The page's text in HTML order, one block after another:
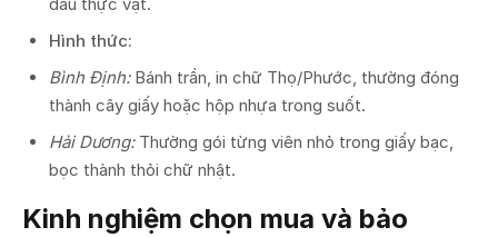
Hình thức:
Bình Định:Bánh trần, in chữ Thọ/Phước, thường đóng
thành cây giấy hoặc hộp nhựa trong suốt.
Hải Dương:Thường gói từng viên nhỏ trong giấy bạc,
bọc thành thỏi chữ nhật.
Kinh nghiệm chọn mua và bảo